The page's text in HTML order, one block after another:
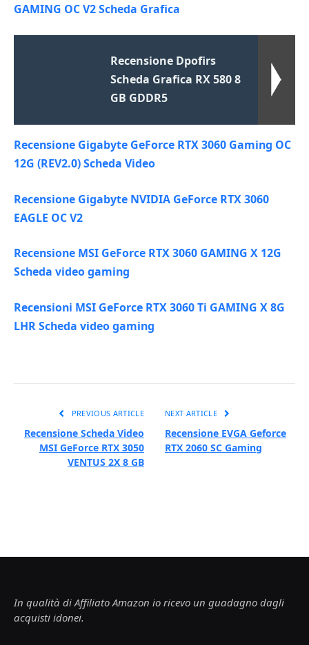
GAMING OC V2 Scheda Grafica
Recensione Dpofirs
Scheda Grafica RX 580 8
GB GDDR5
Recensione Gigabyte GeForce RTX 3060 Gaming OC
12G (REV2.0) Scheda Video
Recensione Gigabyte NVIDIA GeForce RTX 3060
EAGLE OC V2
Recensione MSI GeForce RTX 3060 GAMING X 12G
Scheda video gaming
Recensioni MSI GeForce RTX 3060 Ti GAMING X 8G
LHR Scheda video gaming
PREVIOUS ARTICLE
Recensione Scheda Video
MSI GeForce RTX 3050
VENTUS 2X 8 GB
NEXT ARTICLE
Recensione EVGA Geforce
RTX 2060 SC Gaming
In qualità di Affiliato Amazon io ricevo un guadagno dagli
acquisti idonei.